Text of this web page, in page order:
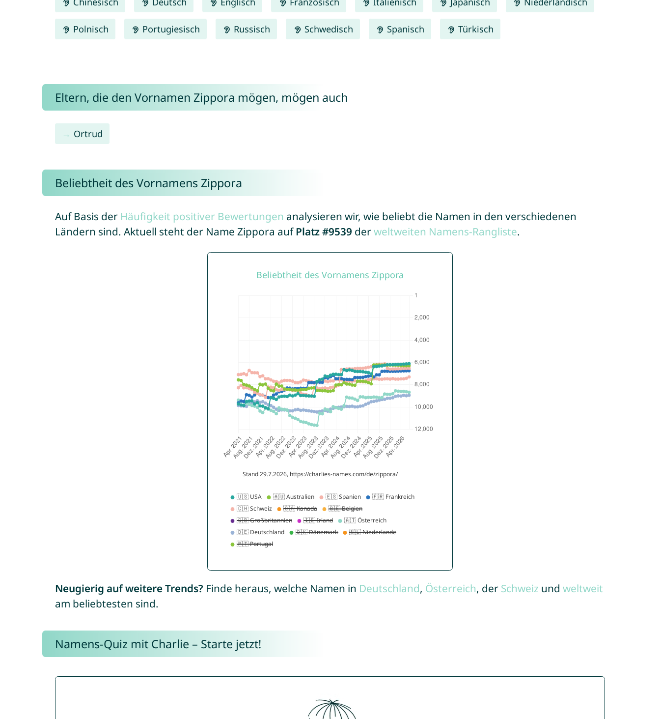
Polnisch Portugiesisch Russisch Schwedisch Spanisch Türkisch
Eltern, die den Vornamen Zippora mögen, mögen auch
Ortrud
Beliebtheit des Vornamens Zippora
Auf Basis der Häufigkeit positiver Bewertungen analysieren wir, wie beliebt die Namen in den verschiedenen
Ländern sind. Aktuell steht der Name Zippora auf Platz #9539 derweltweiten Namens-Rangliste.
Neugierig auf weitere Trends? Finde heraus, welche Namen in Deutschland, Österreich, der Schweiz und weltweit
am beliebtesten sind.
Namens-Quiz mit Charlie – Starte jetzt!